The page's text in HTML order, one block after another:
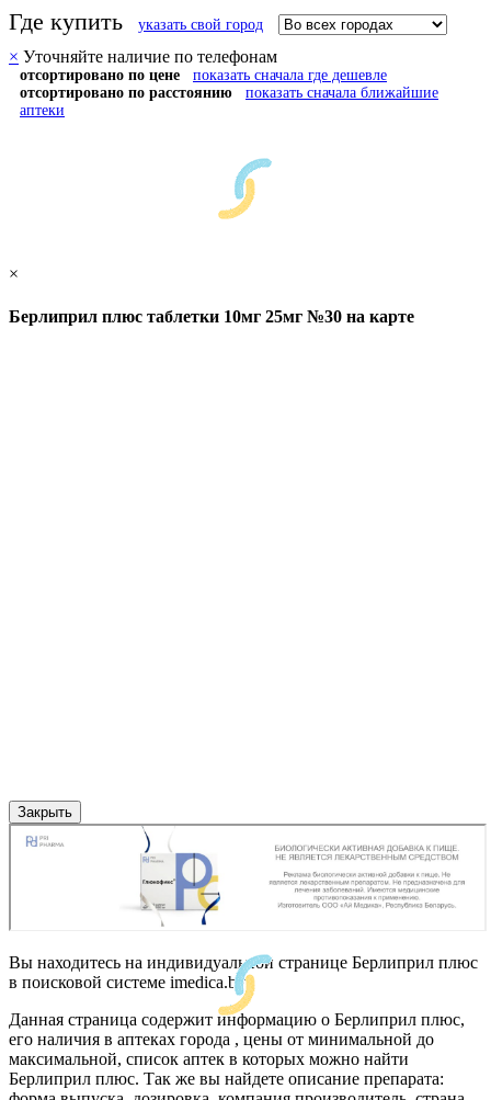
Где купить указать свой город
× Уточняйте наличие по телефонам
отсортировано по цене
показать сначала где дешевле
отсортировано по расстоянию
показать сначала ближайшие
аптеки
×
Берлиприл плюс таблетки 10мг 25мг №30 на карте
Закрыть
Вы находитесь на индивидуальной странице Берлиприл плюс
в поисковой системе imedica.by
Данная страница содержит информацию о Берлиприл плюс,
его наличия в аптеках города , цены от минимальной до
максимальной, список аптек в которых можно найти
Берлиприл плюс. Так же вы найдете описание препарата: